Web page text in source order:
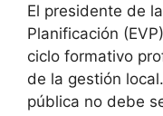
El presidente de
Planificación
ciclo formativo
de la gestión
pública no debe